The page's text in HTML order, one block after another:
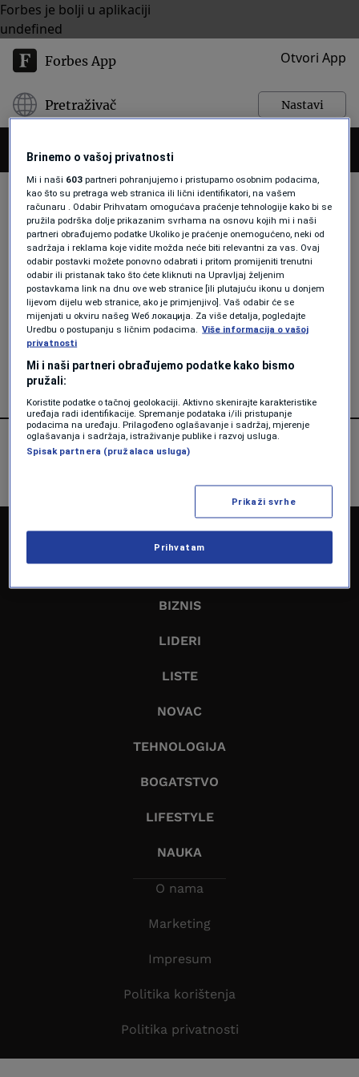
Forbes je bolji u aplikaciji
undefined
Forbes App Otvori App
Pretraživač Nastavi
VJEŽBE
LIFESTYLE
Trčanje može pomoći osobama sa
depresijom ili anksioznošću više
nego upotreba antidepresiva
NASLOVNA
BIZNIS
LIDERI
LISTE
NOVAC
TEHNOLOGIJA
BOGATSTVO
LIFESTYLE
NAUKA
O nama
Marketing
Impresum
Politika korištenja
Politika privatnosti
Brinemo o vašoj privatnosti
Mi i naši 603 partneri pohranjujemo i pristupamo osobnim podacima,
kao što su pretraga web stranica ili lični identifikatori, na vašem
računaru . Odabir Prihvatam omogućava praćenje tehnologije kako bi se
pružila podrška dolje prikazanim svrhama na osnovu kojih mi i naši
partneri obrađujemo podatke Ukoliko je praćenje onemogućeno, neki od
sadržaja i reklama koje vidite možda neće biti relevantni za vas. Ovaj
odabir postavki možete ponovno odabrati i pritom promijeniti trenutni
odabir ili pristanak tako što ćete kliknuti na Upravljaj željenim
postavkama link na dnu ove web stranice [ili plutajuću ikonu u donjem
lijevom dijelu web stranice, ako je primjenjivo]. Vaš odabir će se
mijenjati u okviru našeg Wеб локација. Za više detalja, pogledajte
Uredbu o postupanju s ličnim podacima.
Više informacija o vašoj
privatnosti
Mi i naši partneri obrađujemo podatke kako bismo
pružali:
Koristite podatke o tačnoj geolokaciji. Aktivno skenirajte karakteristike
uređaja radi identifikacije. Spremanje podataka i/ili pristupanje
podacima na uređaju. Prilagođeno oglašavanje i sadržaj, mjerenje
oglašavanja i sadržaja, istraživanje publike i razvoj usluga.
Spisak partnera (pružalaca usluga)
Prikaži svrhe
Prihvatam